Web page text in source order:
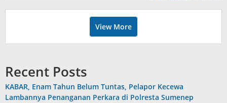
View More
Recent Posts
KABAR, Enam Tahun Belum Tuntas, Pelapor Kecewa
Lambannya Penanganan Perkara di Polresta Sumenep